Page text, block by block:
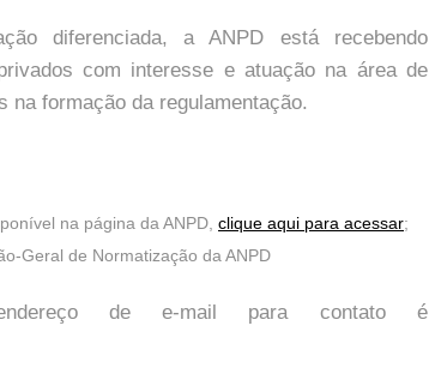
diferenciada, a ANPD está recebendo
com interesse e atuação na área de
na formação da regulamentação.
na página da ANPD, clique aqui para acessar;
Geral de Normatização da ANPD
de e-mail para contato é